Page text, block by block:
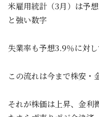
米雇用統計（3月）は予
と強い数字
失業率も予想3.9％に対
この流れは今まで株安・
それが株価は上昇、金